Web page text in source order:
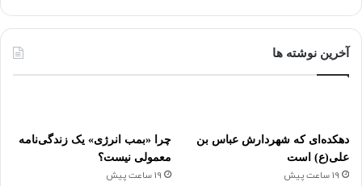
آخرین نوشته ها
دهکده‌ای که شهردارش عباس بن
علی(ع) است
19 ساعت پیش
چرا «بمب انرژی» یک زندگی‌نامه
معمولی نیست؟
19 ساعت پیش